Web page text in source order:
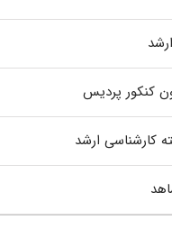
کنکور پردیس
کارشناسی ارشد